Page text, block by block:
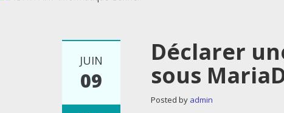
JUIN
09
Déclarer
sous
Posted by admin